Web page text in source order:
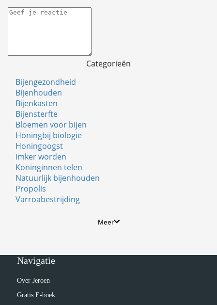
Categorieën
Bijengezondheid
Bijenhouden
Bijenkasten
Bijensterfte
Bloemen voor bijen
Honingbij biologie
Honingoogst
imker worden
Koninginnen telen
Natuurlijk bijenhouden
Propolis
Varroabestrijding
Meer
Navigatie
Over Jeroen
Gratis E-boek